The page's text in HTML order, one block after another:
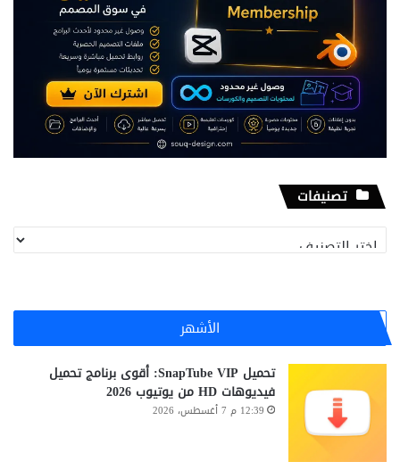
تصنيفات
تصنيفات
الأشهر
تحميل SnapTube VIP: أقوى برنامج تحميل
فيديوهات HD من يوتيوب 2026
12:39 م 7 أغسطس، 2026